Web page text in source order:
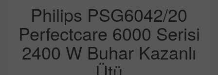
Philips PSG6042/20
Perfectcare 6000 Serisi
2400 W Buhar Kazanlı